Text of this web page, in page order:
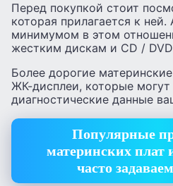
Перед покупкой стоит
которая прилагается к
минимумом в этом
жестким дискам и CD /
Более дорогие
ЖК-дисплеи, которые могут
диагностические данные
Популярные
материнских плат
часто